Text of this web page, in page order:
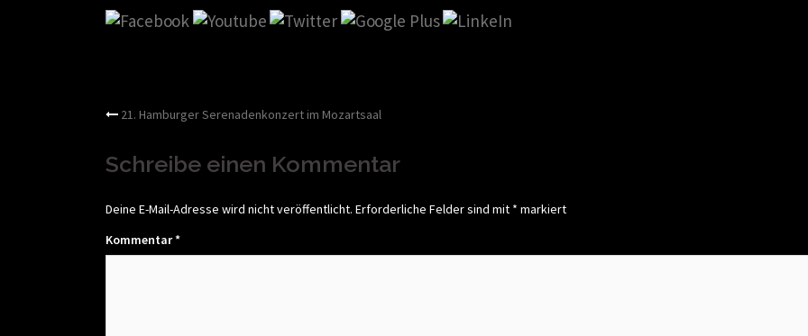
Beitragsnavigation
21. Hamburger Serenadenkonzert im Mozartsaal
Schreibe einen Kommentar
Deine E-Mail-Adresse wird nicht veröffentlicht. Erforderliche Felder sind mit * markiert
Kommentar*